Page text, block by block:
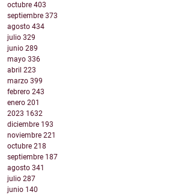
octubre 403
septiembre 373
agosto 434
julio 329
junio 289
mayo 336
abril 223
marzo 399
febrero 243
enero 201
2023 1632
diciembre 193
noviembre 221
octubre 218
septiembre 187
agosto 341
julio 287
junio 140